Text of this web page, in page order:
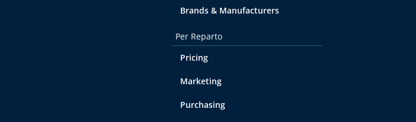
Brands & Manufacturers
Per Reparto
Pricing
Marketing
Purchasing